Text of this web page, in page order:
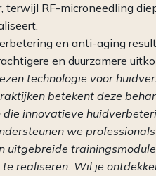
terwijl RF-microneedling
en anti-aging
en duurzamere
technologie voor
betekent deze
innovatieve
we
uitgebreide
realiseren. Wil je